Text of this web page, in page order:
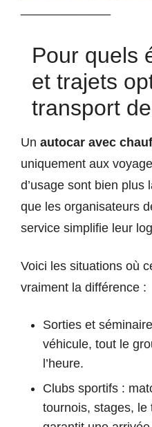
Pour quels
et trajets
transport
Un autocar avec
uniquement aux
d’usage sont bien plus
que les organisateurs
service simplifie leur
Voici les situations où
vraiment la différence :
Sorties et
véhicule, tout le
l’heure.
Clubs sportifs :
tournois, stages, le